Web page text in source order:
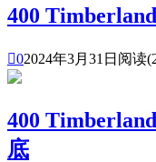
400
02024年3月31日 阅读
400
底